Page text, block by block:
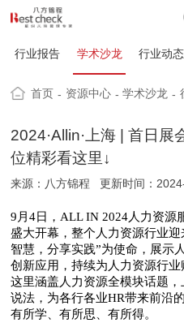
行业报告 学术沙龙 行业动态
首页 - 资源中心 - 学术沙龙 -
2024·Allin·上海 | 首日
位精彩看这里↓
来源：八方锦程 更新时间：
9月4日，ALL IN 2024人力资源
盛大开幕，整个人力资源行业
智慧，分享实践”为使命，展示
创新应用，持续为人力资源行业
这里涵盖人力资源全模块话题，
说法，为各行各业HR带来前沿
有所学、有所思、有所得。